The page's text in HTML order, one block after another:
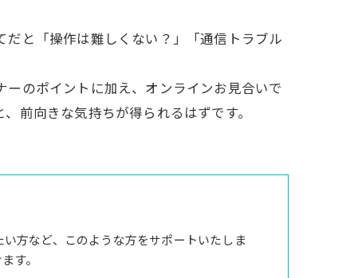
と「操作は難しくない？」「通信トラブル
のポイントに加え、オンラインお見合いで
前向きな気持ちが得られるはずです。
方など、このような方をサポートいたしま
す。